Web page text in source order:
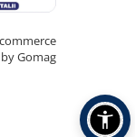
by Gomag